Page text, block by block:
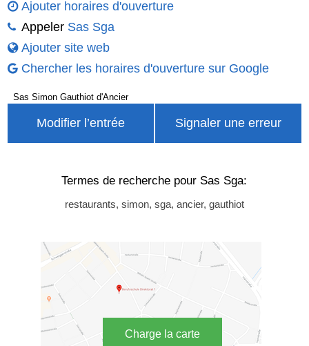
Ajouter horaires d'ouverture
Appeler Sas Sga
Ajouter site web
Chercher les horaires d'ouverture sur Google
Sas Simon Gauthiot d'Ancier
Modifier l’entrée Signaler une erreur
Termes de recherche pour Sas Sga:
restaurants, simon, sga, ancier, gauthiot
Charge la carte